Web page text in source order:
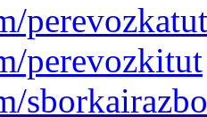
perevozkatut
perevozkitut